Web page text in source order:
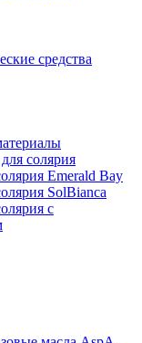
средства
солярия
Emerald Bay
SolBianca
с